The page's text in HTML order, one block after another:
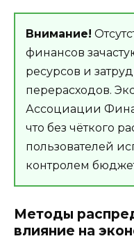
Внимание!
финансов
ресурсов и
перерасходов.
Ассоциации
что без чёткого
пользователей
контролем
Методы
влияние на